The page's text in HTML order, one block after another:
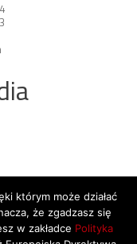
którym może działać
że zgadzasz się
w zakładce Polityka